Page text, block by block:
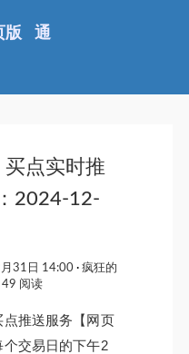
版
通
点实时推
2024-12-
31日 14:00
疯狂的
49 阅读
推送服务【网页
交易日的下午2